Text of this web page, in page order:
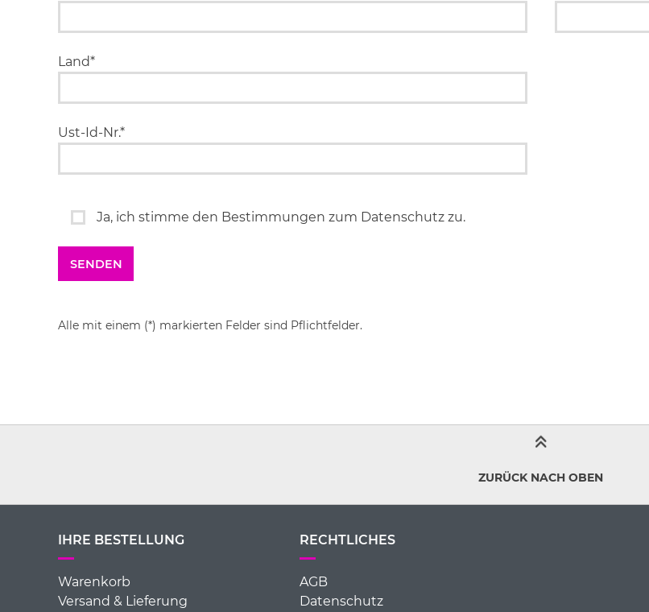
Land*
Ust-Id-Nr.*
Ja, ich stimme den Bestimmungen zum Datenschutz zu.
Alle mit einem (*) markierten Felder sind Pflichtfelder.
ZURÜCK NACH OBEN
IHRE BESTELLUNG
Warenkorb
Versand & Lieferung
RECHTLICHES
AGB
Datenschutz